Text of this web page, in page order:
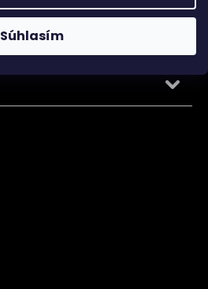
Súhlasím